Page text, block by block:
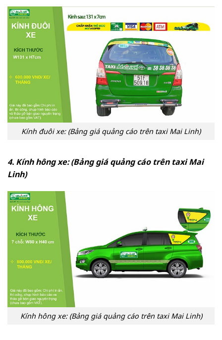
Kính đuôi xe: (Bảng giá quảng cáo trên taxi Mai Linh)
4. Kính hông xe: (Bảng giá quảng cáo trên taxi Mai
Linh)
Kính hông xe: (Bảng giá quảng cáo trên taxi Mai Linh)